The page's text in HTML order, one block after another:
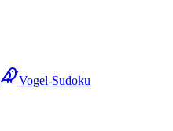
Vogel-Sudoku